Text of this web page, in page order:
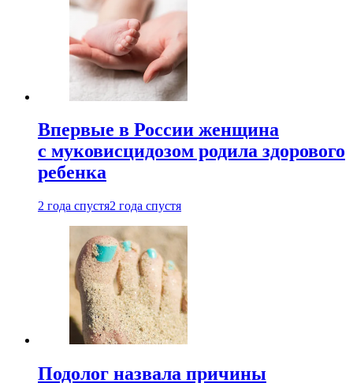
Впервые в России женщина
с муковисцидозом родила здорового
ребенка
2 года спустя2 года спустя
Подолог назвала причины